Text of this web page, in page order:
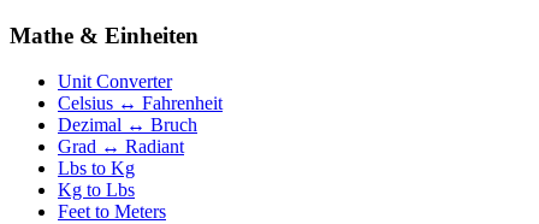
Mathe & Einheiten
Unit Converter
Celsius ↔ Fahrenheit
Dezimal ↔ Bruch
Grad ↔ Radiant
Lbs to Kg
Kg to Lbs
Feet to Meters